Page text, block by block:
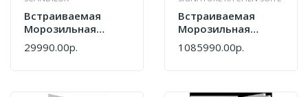
Встраиваемая
Морозильная
Камера Scandilux
FSBI90
29990.00р.
Встраиваемая
Морозильная
Камера Signature
Kitchen Suite
1085990.00р.